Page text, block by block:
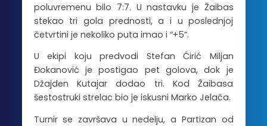
poluvremenu bilo 7:7. U nastavku je Žaibas
stekao tri gola prednosti, a i u poslednjoj
četvrtini je nekoliko puta imao i “+5”.
U ekipi koju predvodi Stefan Ćirić Miljan
Đokanović je postigao pet golova, dok je
Džajden Kutajar dodao tri. Kod Žaibasa
šestostruki strelac bio je iskusni Marko Jelača.
Turnir se završava u nedelju, a Partizan od